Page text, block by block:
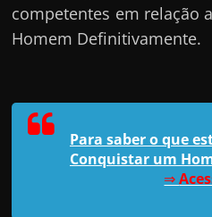
competentes em relação
Homem Definitivamente.
Para saber o que
Conquistar um
⇒